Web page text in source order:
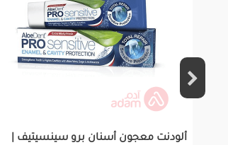
ألودنت معجون أسنان برو سينسيتيف |